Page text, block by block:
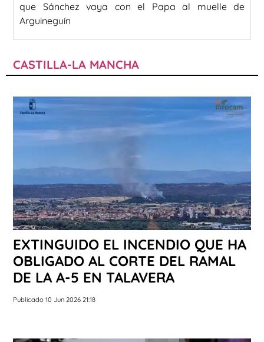
que Sánchez vaya con el Papa al muelle de
Arguineguín
CASTILLA-LA MANCHA
EXTINGUIDO EL INCENDIO QUE HA
OBLIGADO AL CORTE DEL RAMAL
DE LA A-5 EN TALAVERA
Publicado 10 Jun 2026 21:18